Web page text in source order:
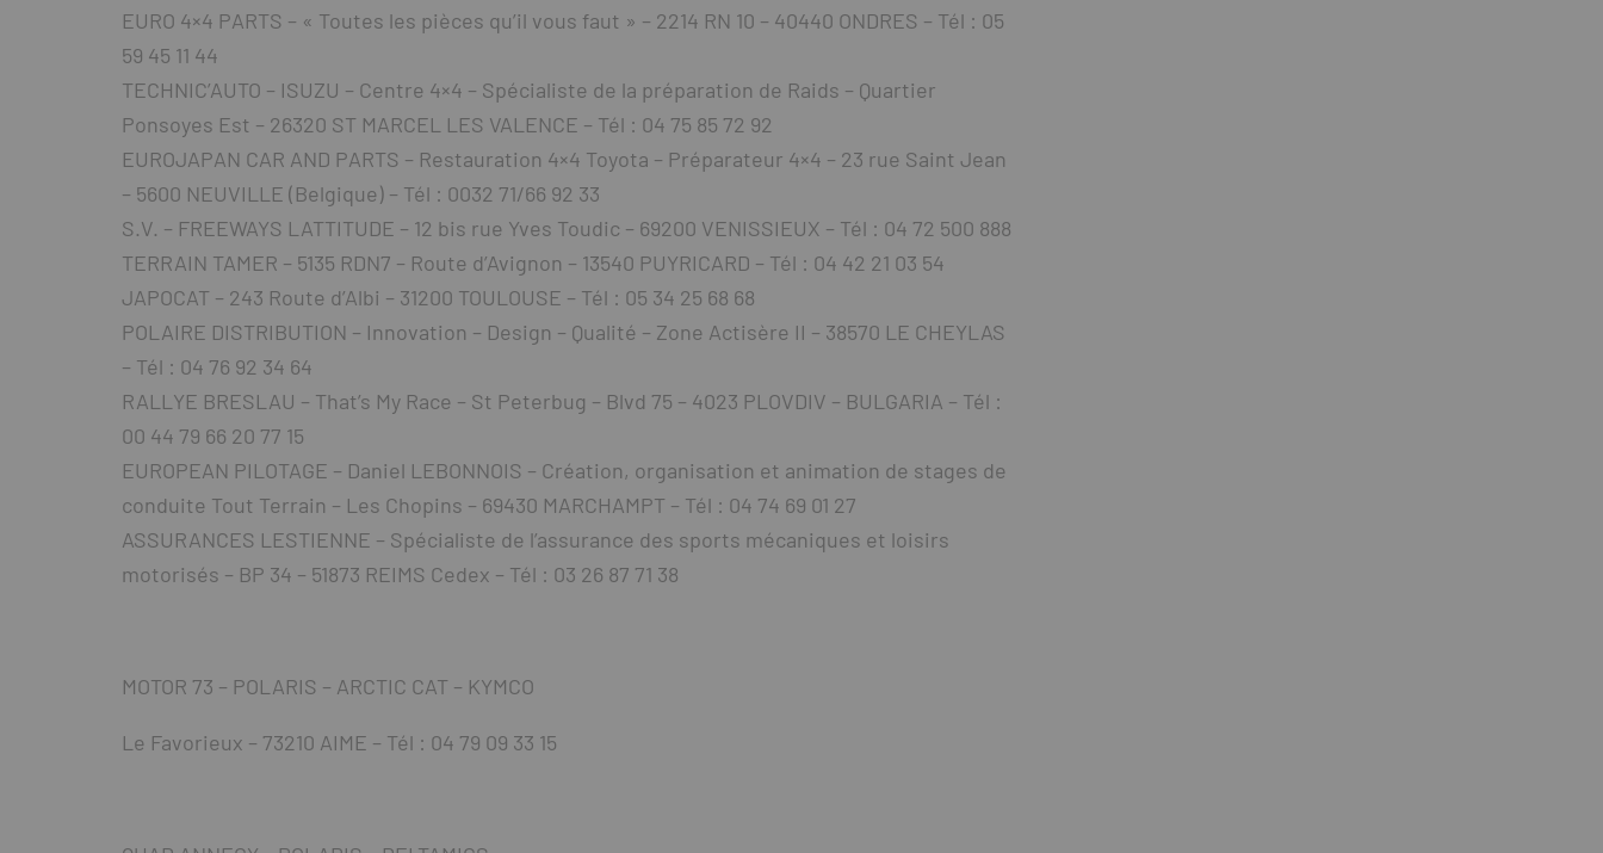
EURO 4×4 PARTS – « Toutes les pièces qu’il vous faut » – 2214 RN 10 – 40440 ONDRES – Tél : 05
59 45 11 44
TECHNIC’AUTO – ISUZU – Centre 4×4 – Spécialiste de la préparation de Raids – Quartier
Ponsoyes Est – 26320 ST MARCEL LES VALENCE – Tél : 04 75 85 72 92
EUROJAPAN CAR AND PARTS – Restauration 4×4 Toyota – Préparateur 4×4 – 23 rue Saint Jean
– 5600 NEUVILLE (Belgique) – Tél : 0032 71/66 92 33
S.V. – FREEWAYS LATTITUDE – 12 bis rue Yves Toudic – 69200 VENISSIEUX – Tél : 04 72 500 888
TERRAIN TAMER – 5135 RDN7 – Route d’Avignon – 13540 PUYRICARD – Tél : 04 42 21 03 54
JAPOCAT – 243 Route d’Albi – 31200 TOULOUSE – Tél : 05 34 25 68 68
POLAIRE DISTRIBUTION – Innovation – Design – Qualité – Zone Actisère II – 38570 LE CHEYLAS
– Tél : 04 76 92 34 64
RALLYE BRESLAU – That’s My Race – St Peterbug – Blvd 75 – 4023 PLOVDIV – BULGARIA – Tél :
00 44 79 66 20 77 15
EUROPEAN PILOTAGE – Daniel LEBONNOIS – Création, organisation et animation de stages de
conduite Tout Terrain – Les Chopins – 69430 MARCHAMPT – Tél : 04 74 69 01 27
ASSURANCES LESTIENNE – Spécialiste de l’assurance des sports mécaniques et loisirs
motorisés – BP 34 – 51873 REIMS Cedex – Tél : 03 26 87 71 38
MOTOR 73 – POLARIS – ARCTIC CAT – KYMCO
Le Favorieux – 73210 AIME – Tél : 04 79 09 33 15